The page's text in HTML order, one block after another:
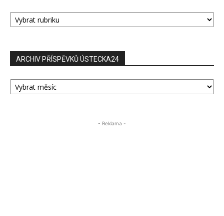
RUBRIKY
PŘÍSPĚVKŮ
ARCHIV PŘÍSPĚVKŮ ÚSTECKA24
ARCHIV
PŘÍSPĚVKŮ
- Reklama -